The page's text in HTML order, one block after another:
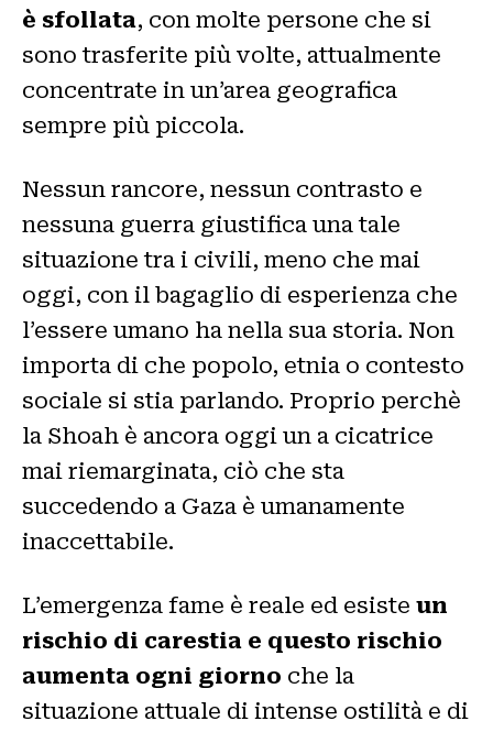
è sfollata, con molte persone che si
sono trasferite più volte, attualmente
concentrate in un’area geografica
sempre più piccola.
Nessun rancore, nessun contrasto e
nessuna guerra giustifica una tale
situazione tra i civili, meno che mai
oggi, con il bagaglio di esperienza che
l’essere umano ha nella sua storia. Non
importa di che popolo, etnia o contesto
sociale si stia parlando. Proprio perchè
la Shoah è ancora oggi un a cicatrice
mai riemarginata, ciò che sta
succedendo a Gaza è umanamente
inaccettabile.
L’emergenza fame è reale ed esiste un
rischio di carestia e questo rischio
aumenta ogni giorno che la
situazione attuale di intense ostilità e di